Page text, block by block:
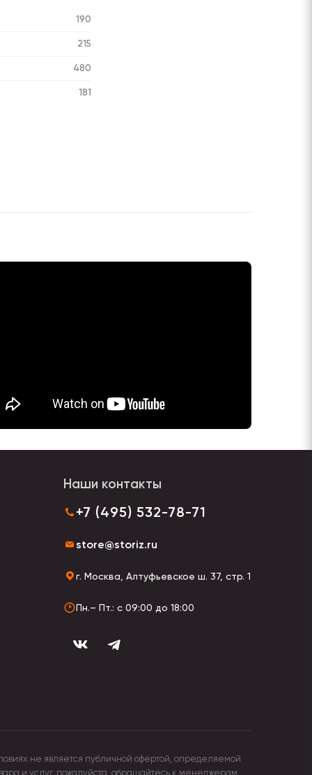
190
215
480
181
Наши контакты
+7 (495) 532-78-71
store@storiz.ru
г. Москва, Алтуфьевское ш. 37, стр. 1
Пн.– Пт.: с 09:00 до 18:00
не является публичной офертой, определяемой
и услуг, пожалуйста, обращайтесь к менеджерам